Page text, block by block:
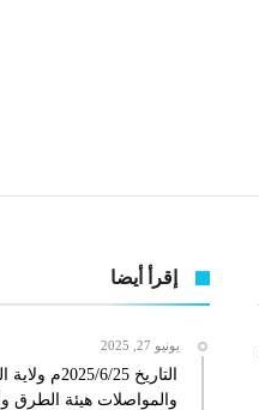
إقرأ أيضا
يونيو 27, 2025
التاريخ
والمواصلات هيئة الطرق